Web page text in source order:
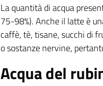
La quantità di acqua
75-98%). Anche il latte è
caffè, tè, tisane, succhi di
o sostanze nervine,
Acqua del